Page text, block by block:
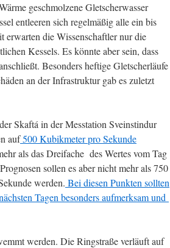
geschmolzene Gletscherwasser
entleeren sich regelmäßig alle ein bis
erwarten die Wissenschaftler nur die
Kessels. Es könnte aber sein, dass
Besonders heftige Gletscherläufe
an der Infrastruktur gab es zuletzt
Skaftá in der Messtation Sveinstindur
auf500 Kubikmeter pro Sekunde
als das Dreifache des Wertes vom Tag
sollen es aber nicht mehr als 750
werden. Bei diesen Punkten sollten
Tagen besonders aufmerksam und
werden. Die Ringstraße verläuft auf